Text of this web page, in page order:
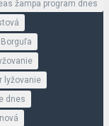
žampa program dnes
lyžovanie
dnes